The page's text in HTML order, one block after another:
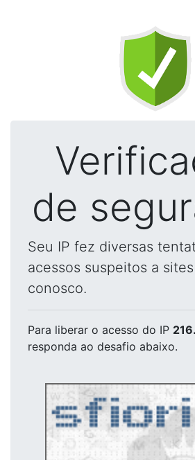
de
Seu IP fez diversas
acessos suspeitos a
conosco.
Para liberar o acesso do IP
responda ao desafio abaixo.